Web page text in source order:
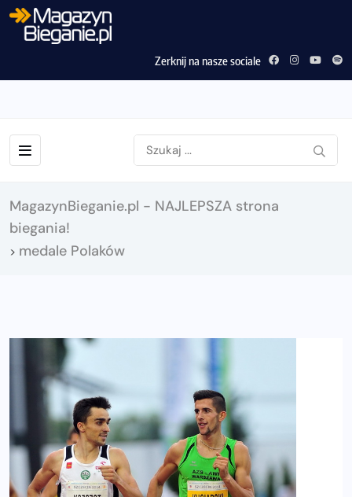
Zerknij na nasze sociale
MagazynBieganie.pl - NAJLEPSZA strona
biegania!
> medale Polaków